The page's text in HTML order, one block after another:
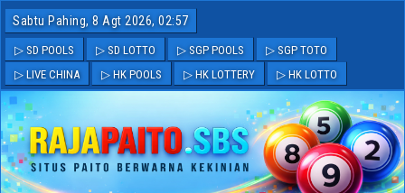
Sabtu Pahing, 8 Agt 2026, 02:57
▷ SD POOLS ▷ SD LOTTO ▷ SGP POOLS
▷ SGP TOTO
▷ LIVE CHINA
▷ HK POOLS ▷ HK LOTTERY ▷ HK LOTTO